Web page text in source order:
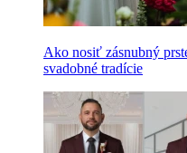
Ako nosiť zásnubný
svadobné tradície